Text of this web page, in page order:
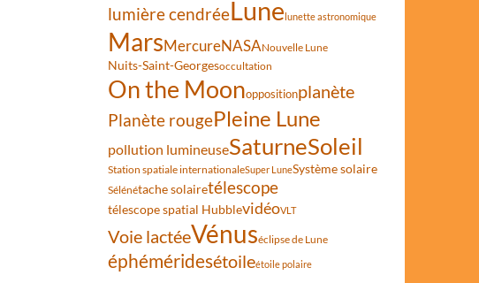
lumière cendréeLunelunette astronomique
MarsMercureNASANouvelle Lune
Nuits-Saint-Georgesoccultation
On the Moonoppositionplanète
Planète rougePleine Lune
pollution lumineuseSaturneSoleil
Station spatiale internationaleSuper LuneSystème solaire
Sélénétache solairetélescope
télescope spatial HubblevidéoVLT
Voie lactéeVénuséclipse de Lune
éphéméridesétoileétoile polaire